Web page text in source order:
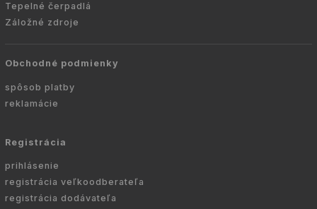
Tepelné čerpadlá
Záložné zdroje
Obchodné podmienky
spôsob platby
reklamácie
Registrácia
prihlásenie
registrácia veľkoodberateľa
registrácia dodávateľa